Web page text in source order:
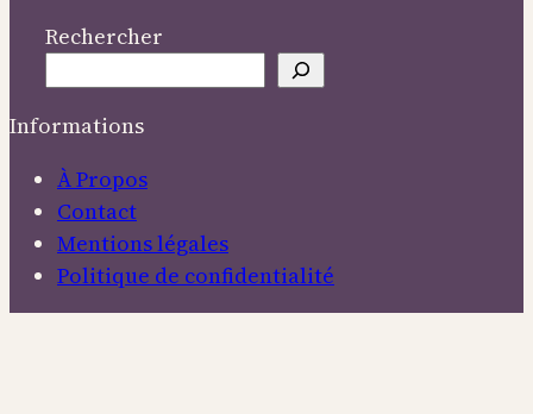
Rechercher
Informations
À Propos
Contact
Mentions légales
Politique de confidentialité